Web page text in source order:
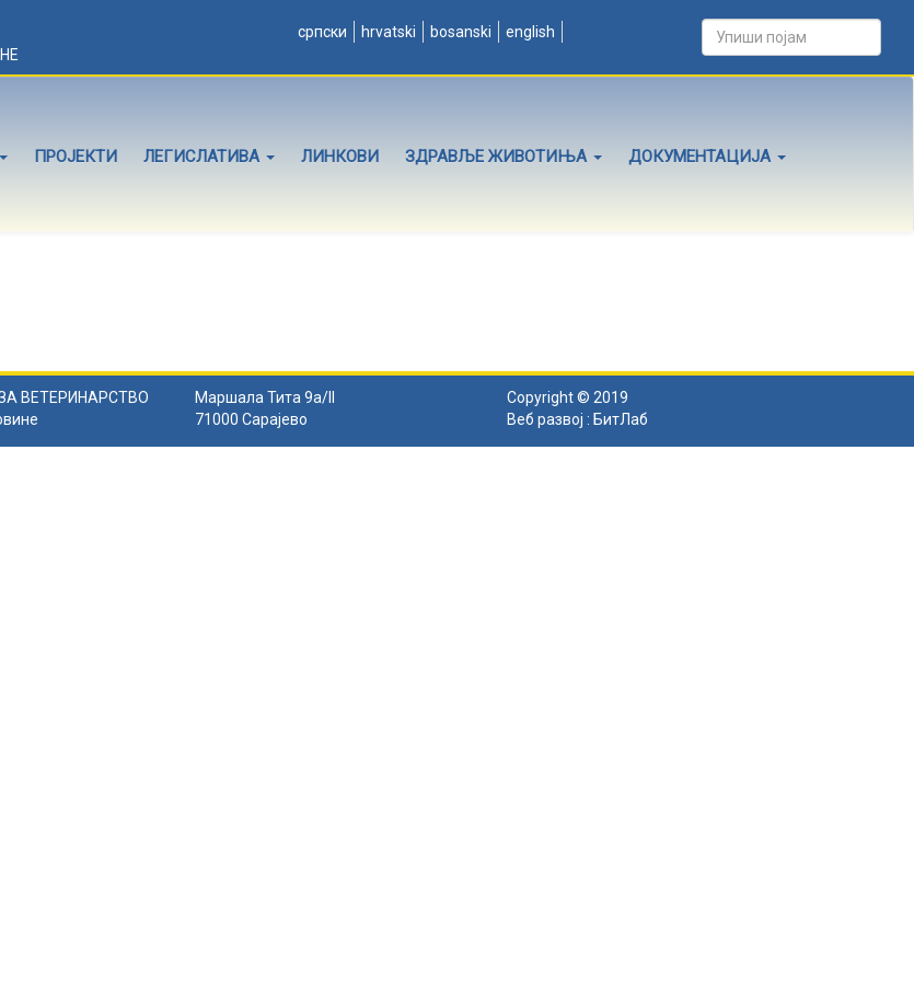
српски hrvatski bosanski english
ПРОЈЕКТИ ЛЕГИСЛАТИВА ЛИНКОВИ ЗДРАВЉЕ ЖИВОТИЊА ДОКУМЕНТАЦИЈА
ВЕТЕРИНАРСТВО
Маршала Тита 9а/II
71000 Сарајево
Copyright © 2019
Веб развој : БитЛаб